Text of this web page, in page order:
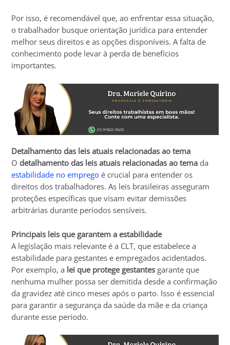
Por isso, é recomendável que, ao enfrentar essa situação,
o trabalhador busque orientação jurídica para entender
melhor seus direitos e as opções disponíveis. A falta de
conhecimento pode levar à perda de benefícios
importantes.
Detalhamento das leis atuais relacionadas ao tema
Odetalhamento das leis atuais relacionadas ao tema da
estabilidade no emprego é crucial para entender os
direitos dos trabalhadores. As leis brasileiras asseguram
proteções específicas que visam evitar demissões
arbitrárias durante períodos sensíveis.
Principais leis que garantem a estabilidade
A legislação mais relevante é a CLT, que estabelece a
estabilidade para gestantes e empregados acidentados.
Por exemplo, a lei que protege gestantes garante que
nenhuma mulher possa ser demitida desde a confirmação
da gravidez até cinco meses após o parto. Isso é essencial
para garantir a segurança da saúde da mãe e da criança
durante esse período.